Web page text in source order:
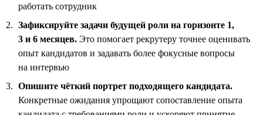
работать сотрудник
Зафиксируйте задачи будущей роли на горизонте 1,
3 и 6 месяцев. Это помогает рекрутеру точнее оценивать
опыт кандидатов и задавать более фокусные вопросы
на интервью
Опишите чёткий портрет подходящего кандидата.
Конкретные ожидания упрощают сопоставление опыта